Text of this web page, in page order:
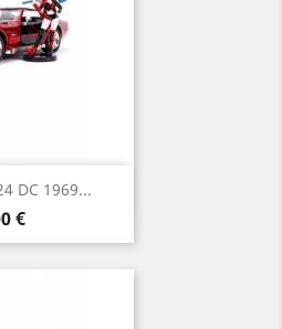
DC 1969...
€
rápida